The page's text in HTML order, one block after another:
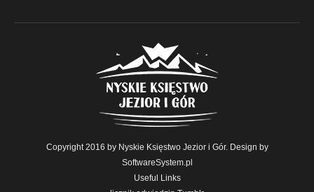
Copyright 2016 by Nyskie Księstwo Jezior i Gór. Design by
SoftwareSystem.pl
Useful Links